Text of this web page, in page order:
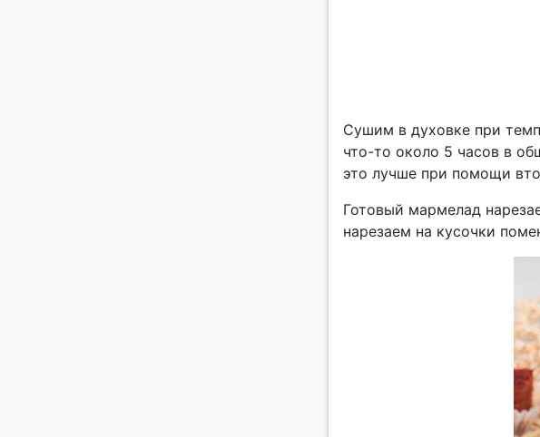
Сушим в духовке при
что-то около 5 часов в
это лучше при помощи
Готовый мармелад
нарезаем на кусочки